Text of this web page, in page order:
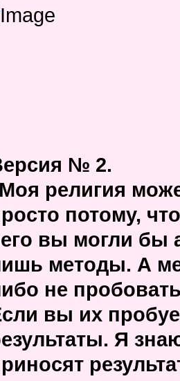
№ 2.
религия
потому,
вы могли бы
методы. А
не
вы их
Я